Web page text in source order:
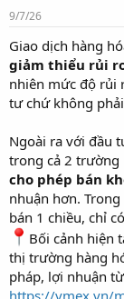
s
t
a
r
t
e
r
9/7/26
Giao dịch hàng
giảm thiểu rủi
nhiên mức độ rủi
tư chứ không
Ngoài ra với đầu
trong cả 2 trường
cho phép bán
nhuận hơn.
bán 1 chiều, chỉ
Bối cảnh hiện
thị trường hàng
pháp, lợi nhuận
https://vmex.vn/